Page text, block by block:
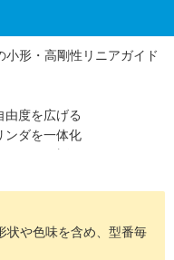
形・高剛性リニアガイド
由度を広げる
ンダを一体化
、20（直径4.5、6、8、
ンサも選択可能
ンに対応
状や色味を含め、型番毎